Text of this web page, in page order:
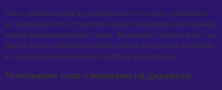
Сны с вишневыми деревьями могут также указывать
на возможность встретить нового партнера или начать
новую романтическую связь. Вишневые деревья во сне
могут быть символом новой любви и страсти, которая
в скором времени может войти в вашу жизнь.
Толкование снов с вишнями на деревьях: